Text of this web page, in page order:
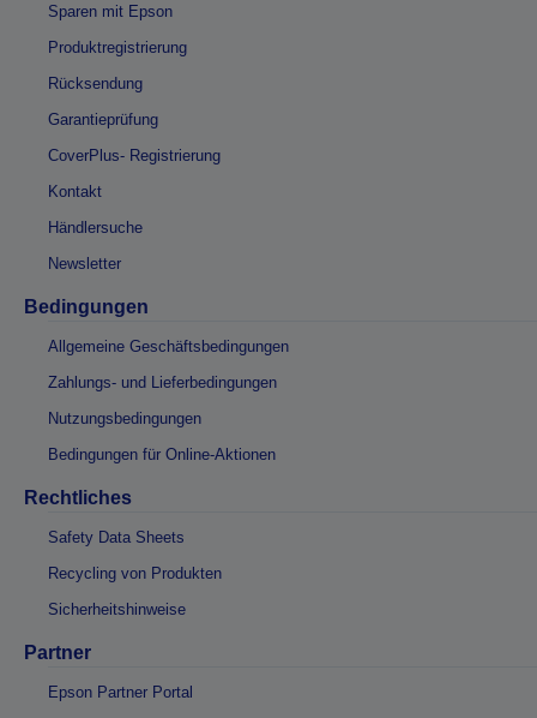
Sparen mit Epson
Produktregistrierung
Rücksendung
Garantieprüfung
CoverPlus- Registrierung
Kontakt
Händlersuche
Newsletter
Bedingungen
Allgemeine Geschäftsbedingungen
Zahlungs- und Lieferbedingungen
Nutzungsbedingungen
Bedingungen für Online-Aktionen
Rechtliches
Safety Data Sheets
Recycling von Produkten
Sicherheitshinweise
Partner
Epson Partner Portal